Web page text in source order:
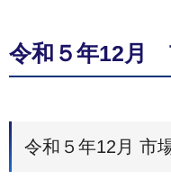
令和５年12月
令和５年12月 市